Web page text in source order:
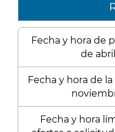
Fecha y hora de
de
Fecha y hora de
Fecha y hora